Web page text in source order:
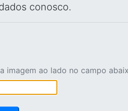
conosco.
imagem ao lado no campo